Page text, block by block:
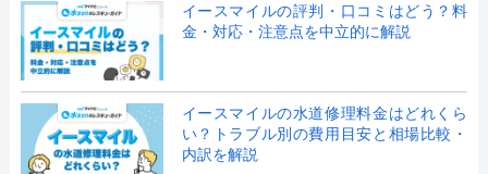
イースマイルの評判・口コミはどう？料
金・対応・注意点を中立的に解説
イースマイルの水道修理料金はどれくら
い？トラブル別の費用目安と相場比較・
内訳を解説